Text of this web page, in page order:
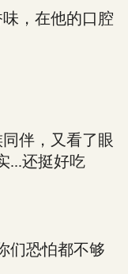
，在他的口腔
伴，又看了眼
...还挺好吃
恐怕都不够